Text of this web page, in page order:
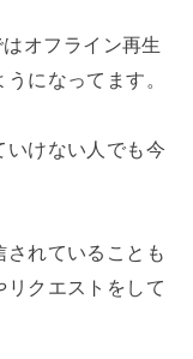
オフライン再生
になってます。
いけない人でも今
れていることも
クエストをして